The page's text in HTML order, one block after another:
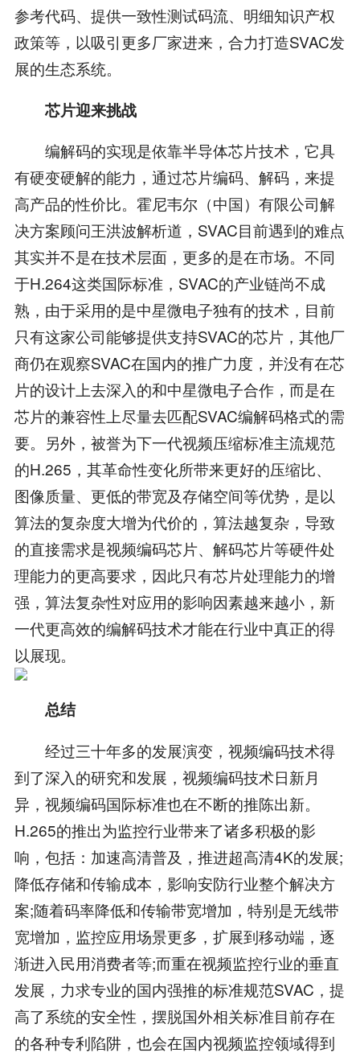
参考代码、提供一致性测试码流、明细知识产权
政策等，以吸引更多厂家进来，合力打造SVAC发
展的生态系统。
芯片迎来挑战
编解码的实现是依靠半导体芯片技术，它具
有硬变硬解的能力，通过芯片编码、解码，来提
高产品的性价比。霍尼韦尔（中国）有限公司解
决方案顾问王洪波解析道，SVAC目前遇到的难点
其实并不是在技术层面，更多的是在市场。不同
于H.264这类国际标准，SVAC的产业链尚不成
熟，由于采用的是中星微电子独有的技术，目前
只有这家公司能够提供支持SVAC的芯片，其他厂
商仍在观察SVAC在国内的推广力度，并没有在芯
片的设计上去深入的和中星微电子合作，而是在
芯片的兼容性上尽量去匹配SVAC编解码格式的需
要。另外，被誉为下一代视频压缩标准主流规范
的H.265，其革命性变化所带来更好的压缩比、
图像质量、更低的带宽及存储空间等优势，是以
算法的复杂度大增为代价的，算法越复杂，导致
的直接需求是视频编码芯片、解码芯片等硬件处
理能力的更高要求，因此只有芯片处理能力的增
强，算法复杂性对应用的影响因素越来越小，新
一代更高效的编解码技术才能在行业中真正的得
以展现。
总结
经过三十年多的发展演变，视频编码技术得
到了深入的研究和发展，视频编码技术日新月
异，视频编码国际标准也在不断的推陈出新。
H.265的推出为监控行业带来了诸多积极的影
响，包括：加速高清普及，推进超高清4K的发展;
降低存储和传输成本，影响安防行业整个解决方
案;随着码率降低和传输带宽增加，特别是无线带
宽增加，监控应用场景更多，扩展到移动端，逐
渐进入民用消费者等;而重在视频监控行业的垂直
发展，力求专业的国内强推的标准规范SVAC，提
高了系统的安全性，摆脱国外相关标准目前存在
的各种专利陷阱，也会在国内视频监控领域得到